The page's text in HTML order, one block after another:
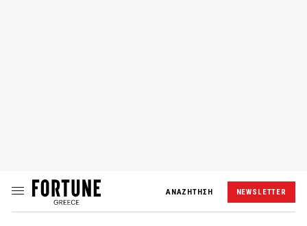
ΑΝΑΖΗΤΗΣΗ NEWSLETTER